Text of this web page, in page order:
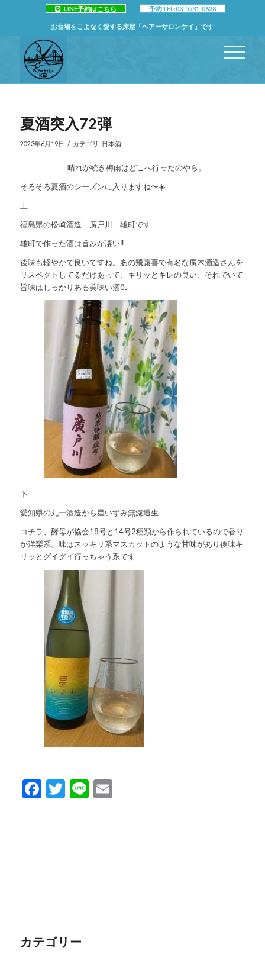
LINE予約はこちら 予約TEL:03-5531-0638
お台場をこよなく愛する床屋「ヘアーサロンケイ」です
夏酒突入72弾
2023年6月19日 / カテゴリ: 日本酒
晴れが続き梅雨はどこへ行ったのやら。
そろそろ夏酒のシーズンに入りますね〜☀️
上
福島県の松崎酒造 廣戸川 雄町です
雄町で作った酒は旨みが凄い‼️
後味も軽やかで良いですね。あの飛露喜で有名な廣木酒造さんを
リスペクトしてるだけあって、キリッとキレの良い、それでいて
旨味はしっかりある美味い酒🍶
下
愛知県の丸一酒造から星いずみ無濾過生
コチラ、酵母が協会18号と14号2種類から作られているので香り
が洋梨系。味はスッキリ系マスカットのような甘味があり後味キ
リッとグイグイ行っちゃう系です
Facebook
Twitter
LineEmail
カテゴリー